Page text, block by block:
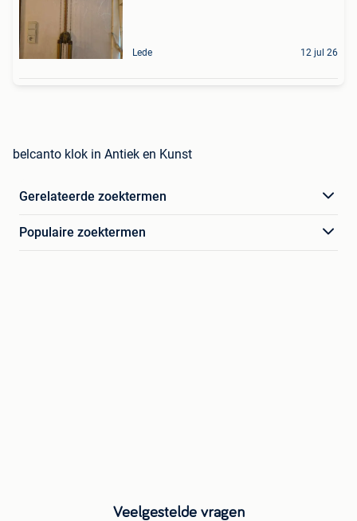
Lede 12 jul 26
belcanto klok in Antiek en Kunst
Gerelateerde zoektermen
Populaire zoektermen
Veelgestelde vragen